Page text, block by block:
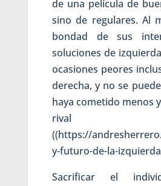
de una película de
sino de regulares. Al
bondad de sus
soluciones de
ocasiones peores
derecha, y no se
haya cometido menos
rival
((https://
y-futuro-de-la-
Sacrificar el